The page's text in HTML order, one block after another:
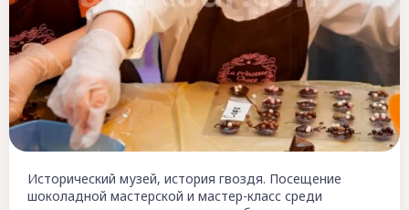
Исторический музей, история гвоздя. Посещение
шоколадной мастерской и мастер-класс среди